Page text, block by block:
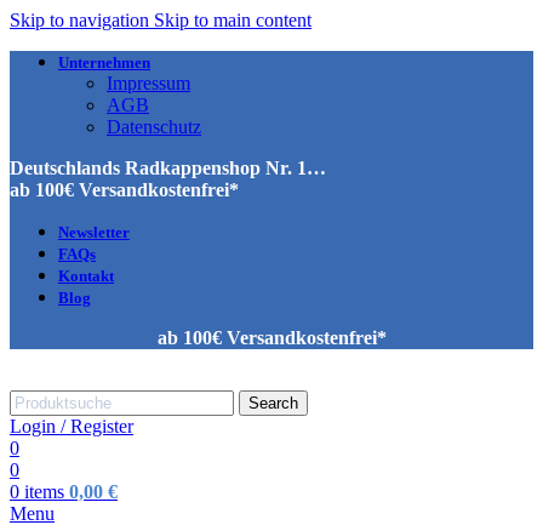
Skip to navigation Skip to main content
Unternehmen
Impressum
AGB
Datenschutz
Deutschlands Radkappenshop Nr. 1…
ab 100€ Versandkostenfrei*
Newsletter
FAQs
Kontakt
Blog
ab 100€ Versandkostenfrei*
Search
Login / Register
0
0
0 items 0,00 €
Menu